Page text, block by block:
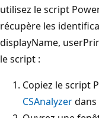
utilisez le script
récupère les
displayName,
le script :
Copiez le script
CSAnalyzer